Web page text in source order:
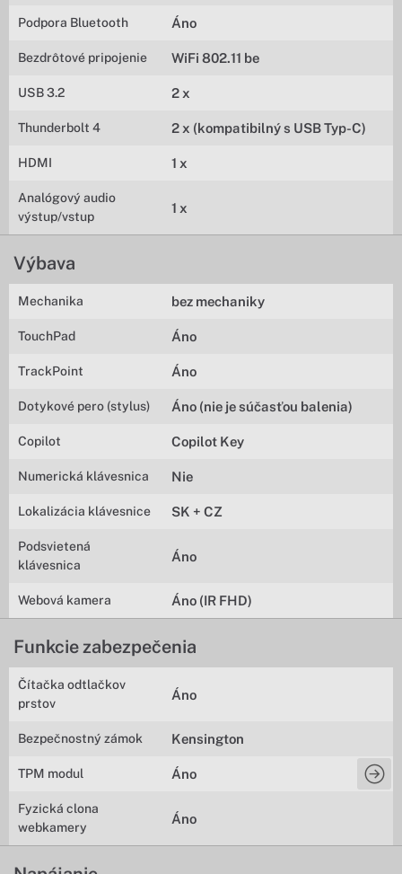
Podpora Bluetooth Áno
Bezdrôtové pripojenie WiFi 802.11 be
USB 3.2 2 x
Thunderbolt 4 2 x (kompatibilný s USB Typ-C)
HDMI 1 x
Analógový audio
výstup/vstup
1 x
Výbava
Mechanika bez mechaniky
TouchPad Áno
TrackPoint Áno
Dotykové pero (stylus) Áno (nie je súčasťou balenia)
Copilot Copilot Key
Numerická klávesnica Nie
Lokalizácia klávesnice SK + CZ
Podsvietená
klávesnica
Áno
Webová kamera Áno (IR FHD)
Funkcie zabezpečenia
Čítačka odtlačkov
prstov
Áno
Bezpečnostný zámok Kensington
TPM modul Áno
Fyzická clona
webkamery
Áno